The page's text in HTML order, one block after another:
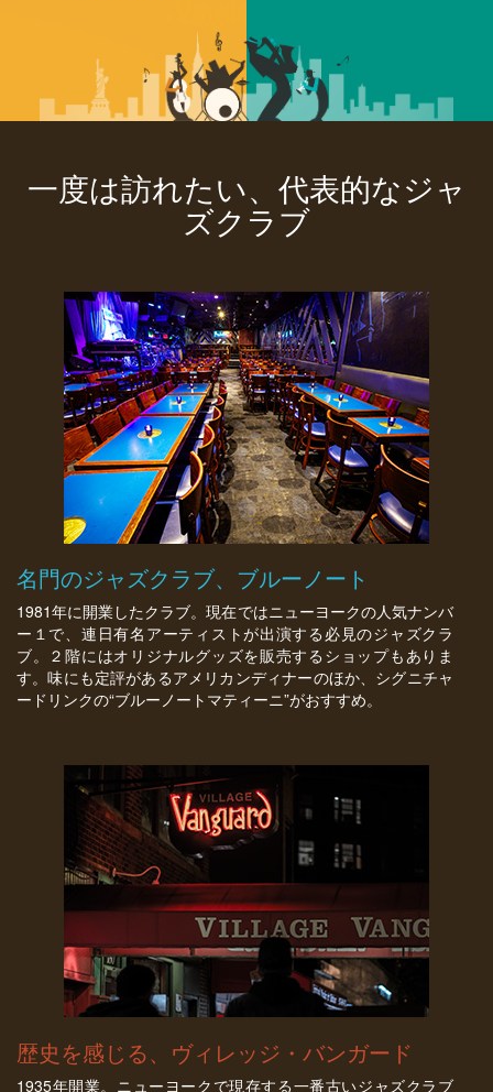
一度は訪れたい、代表的なジャ
ズクラブ
名門のジャズクラブ、ブルーノート
1981年に開業したクラブ。現在ではニューヨークの人気ナンバ
ー１で、連日有名アーティストが出演する必見のジャズクラ
ブ。２階にはオリジナルグッズを販売するショップもありま
す。味にも定評があるアメリカンディナーのほか、シグニチャ
ードリンクの“ブルーノートマティーニ”がおすすめ。
歴史を感じる、ヴィレッジ・バンガード
1935年開業。ニューヨークで現存する一番古いジャズクラブ